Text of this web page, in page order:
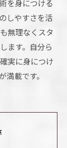
を身につける
しやすさを活
無理なくスタ
ます。自分ら
実に身につけ
載です。